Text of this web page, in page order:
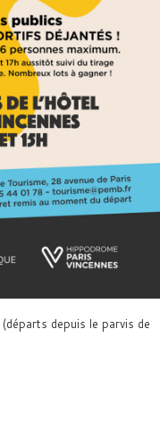
depuis le parvis de